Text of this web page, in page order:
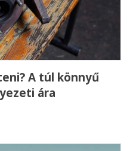
A túl könnyű
ára